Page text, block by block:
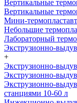
Вертикальные
Вертикальные
Мини-
Небольшие
Лабораторный
Экструзионно-
+
Экструзионно-
Экструзионно-
Экструзионно-
станциями 10-60 л